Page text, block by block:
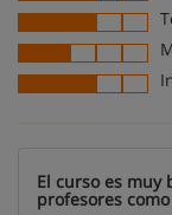
El curso es muy
profesores